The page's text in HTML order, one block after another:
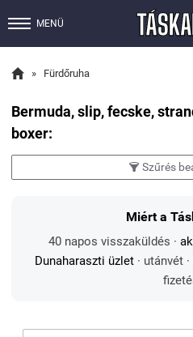
MENÜ
 » Fürdőruha
Bermuda, slip, fecske,
boxer:
 Szűrés
Miért a
40 napos visszaküldés ·
Dunaharaszti üzlet· utánvét